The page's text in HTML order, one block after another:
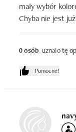
mały wybór
Chyba nie jest
0 osób uznało tę
Pomocne!